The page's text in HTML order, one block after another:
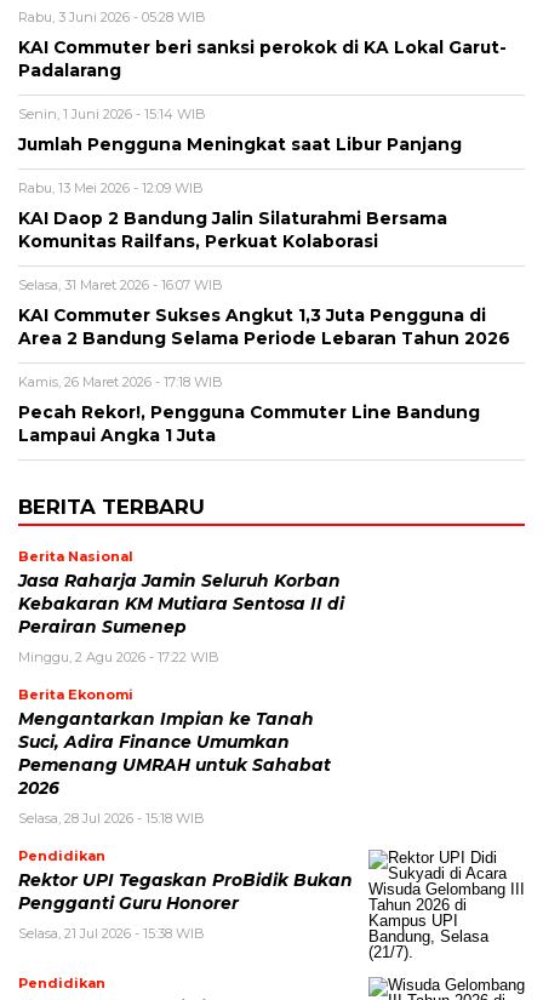
Rabu, 3 Juni 2026 - 05:28 WIB
KAI Commuter beri sanksi perokok di KA Lokal Garut-
Padalarang
Senin, 1 Juni 2026 - 15:14 WIB
Jumlah Pengguna Meningkat saat Libur Panjang
Rabu, 13 Mei 2026 - 12:09 WIB
KAI Daop 2 Bandung Jalin Silaturahmi Bersama
Komunitas Railfans, Perkuat Kolaborasi
Selasa, 31 Maret 2026 - 16:07 WIB
KAI Commuter Sukses Angkut 1,3 Juta Pengguna di
Area 2 Bandung Selama Periode Lebaran Tahun 2026
Kamis, 26 Maret 2026 - 17:18 WIB
Pecah Rekor!, Pengguna Commuter Line Bandung
Lampaui Angka 1 Juta
BERITA TERBARU
Berita Nasional
Jasa Raharja Jamin Seluruh Korban
Kebakaran KM Mutiara Sentosa II di
Perairan Sumenep
Minggu, 2 Agu 2026 - 17:22 WIB
Berita Ekonomi
Mengantarkan Impian ke Tanah
Suci, Adira Finance Umumkan
Pemenang UMRAH untuk Sahabat
2026
Selasa, 28 Jul 2026 - 15:18 WIB
Pendidikan
Rektor UPI Tegaskan ProBidik Bukan
Pengganti Guru Honorer
Selasa, 21 Jul 2026 - 15:38 WIB
Pendidikan